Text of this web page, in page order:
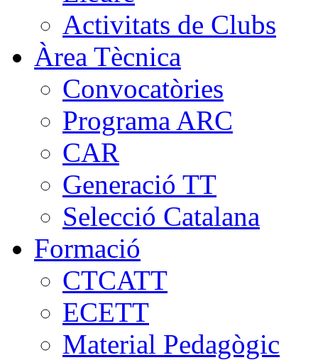
Activitats de Clubs
Àrea Tècnica
Convocatòries
Programa ARC
CAR
Generació TT
Selecció Catalana
Formació
CTCATT
ECETT
Material Pedagògic